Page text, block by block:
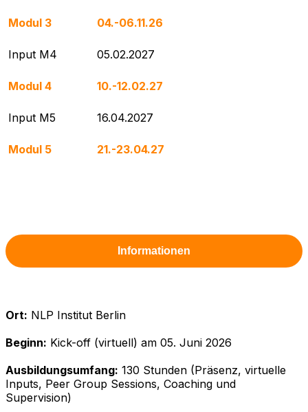
Modul 3 04.-06.11.26
Input M4 05.02.2027
Modul 4 10.-12.02.27
Input M5 16.04.2027
Modul 5 21.-23.04.27
Informationen
Ort: NLP Institut Berlin
Beginn: Kick-off (virtuell) am 05. Juni 2026
Ausbildungsumfang: 130 Stunden (Präsenz, virtuelle
Inputs, Peer Group Sessions, Coaching und
Supervision)